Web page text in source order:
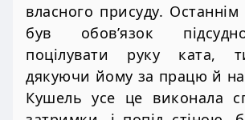
власного присуду. Останнім
був обов’язок
поцілувати руку ката,
дякуючи йому за працю й
Кушель усе це виконала